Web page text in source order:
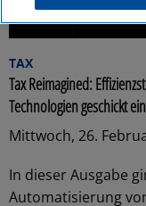
TAX
Tax Reimagined:
Technologien geschickt
Mittwoch, 26.
In dieser Ausgabe
Automatisierung